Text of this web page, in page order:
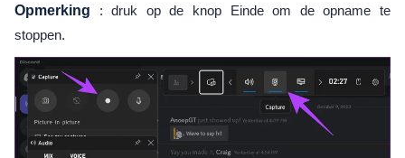
Opmerking : druk op de knop Einde om de opname te
stoppen.